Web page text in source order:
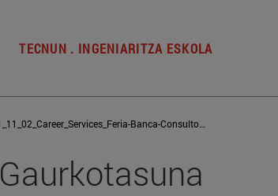
TECNUN . INGENIARITZA ESKOLA
2021_11_02_Career_Services_Feria-Banca-Consultoria-2021
Gaurkotasuna